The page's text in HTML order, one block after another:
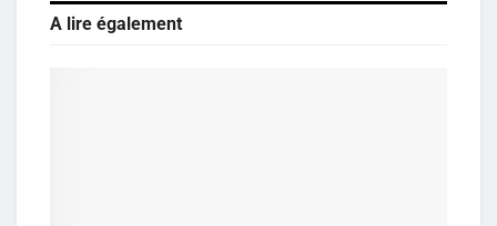
A lire également